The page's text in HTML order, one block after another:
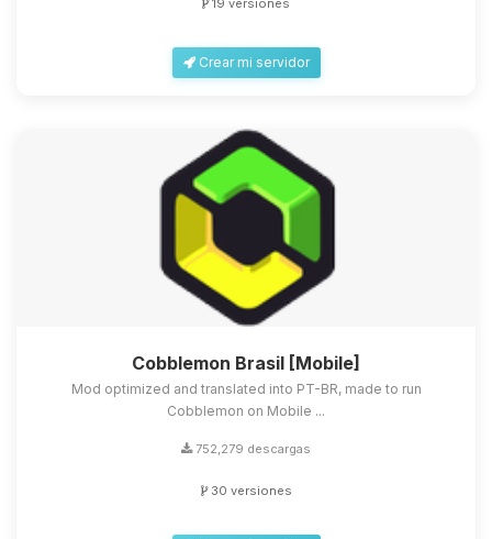
Crear mi servidor
Cobblemon Brasil [Mobile]
Mod optimized and translated into PT-BR, made to run
Cobblemon on Mobile ...
752,279 descargas
30 versiones